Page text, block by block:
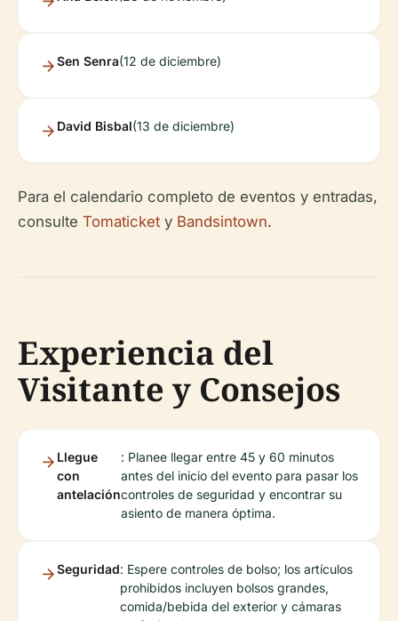
Sen Senra(12 de diciembre)
David Bisbal(13 de diciembre)
Para el calendario completo de eventos y entradas,
consulte Tomaticket y Bandsintown.
Experiencia del
Visitante y Consejos
Llegue
con
antelación
: Planee llegar entre 45 y 60 minutos
antes del inicio del evento para pasar los
controles de seguridad y encontrar su
asiento de manera óptima.
Seguridad: Espere controles de bolso; los artículos
prohibidos incluyen bolsos grandes,
comida/bebida del exterior y cámaras